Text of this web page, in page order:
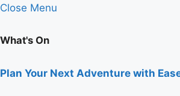
Close Menu
What's On
Plan Your Next Adventure with